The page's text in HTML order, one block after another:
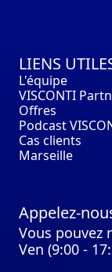
LIENS
L'équipe
VISCONTI
Offres
Podcast
Cas clients
Marseille
Appelez-
Vous pouvez
Ven (9:00 -